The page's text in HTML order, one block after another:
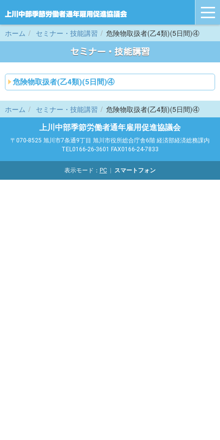
ホーム セミナー・技能講習 危険物取扱者(乙4類)(5日間)④
セミナー・技能講習
危険物取扱者(乙4類)(5日間)④
ホーム セミナー・技能講習 危険物取扱者(乙4類)(5日間)④
上川中部季節労働者通年雇用促進協議会
〒070-8525 旭川市7条通9丁目 旭川市役所総合庁舎6階 経済部経済総務課内
TEL0166-26-3601 FAX0166-24-7833
表示モード： PC スマートフォン